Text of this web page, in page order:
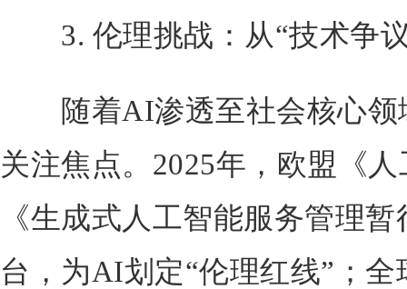
3. 伦理挑战：从“技术争议
随着AI渗透至社会核心领
关注焦点。2025年，欧盟《
《生成式人工智能服务管理
台，为AI划定“伦理红线”；